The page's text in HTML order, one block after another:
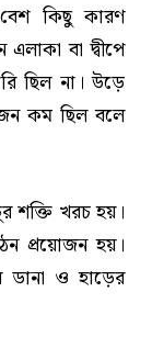
কিছু কারণ
বা দ্বীপে
ছিল না। উড়ে
কম ছিল বলে
শক্তি খরচ হয়।
প্রয়োজন হয়।
ও হাড়ের